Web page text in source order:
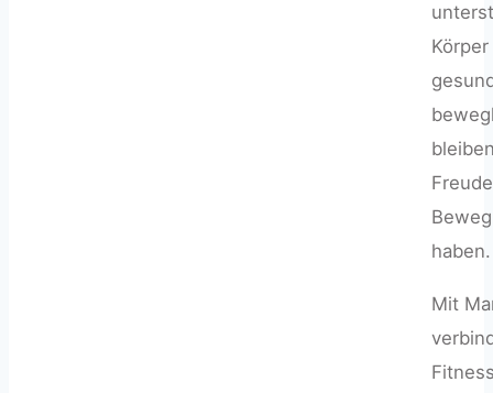
haben.
Mit